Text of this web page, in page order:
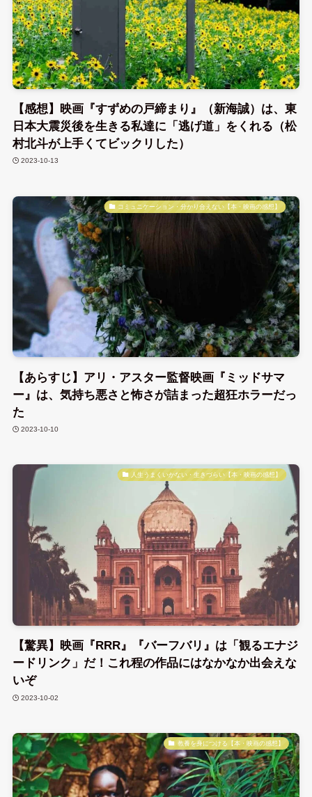
【感想】映画『すずめの戸締まり』（新海誠）は、東
日本大震災後を生きる私達に「逃げ道」をくれる（松
村北斗が上手くてビックリした）
2023-10-13
コミュニケーション・分かり合えない【本・映画の感想】
【あらすじ】アリ・アスター監督映画『ミッドサマ
ー』は、気持ち悪さと怖さが詰まった超狂ホラーだっ
た
2023-10-10
人生うまくいかない・生きづらい【本・映画の感想】
【驚異】映画『RRR』『バーフバリ』は「観るエナジ
ードリンク」だ！これ程の作品にはなかなか出会えな
いぞ
2023-10-02
教養を身につける【本・映画の感想】